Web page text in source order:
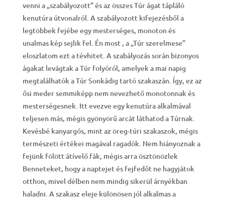
venni a „szabályozott” és az összes Túr ágat tápláló
kenutúra útvonalról. A szabályozott kifejezésből a
legtöbbek fejébe egy mesterséges, monoton és
unalmas kép sejlik fel. Én most , a „Túr szerelmese”
eloszlatom ezt a tévhitet. A szabályozás során bizonyos
ágakat levágtak a Túr folyóról, amelyek a mai napig
megtalálhatók a Túr Sonkádig tartó szakaszán. Így, ez az
ősi meder semmiképp nem nevezhető monotonnak és
mesterségesnek. Itt evezve egy kenutúra alkalmával
teljesen más, mégis gyönyörű arcát láthatod a Túrnak.
Kevésbé kanyargós, mint az öreg-túri szakaszok, mégis
természeti értékei magával ragadók. Nem hiányoznak a
fejünk fölött átívelő fák, mégis arra ösztönözlek
Benneteket, hogy a naptejet és fejfedőt ne hagyjátok
otthon, mivel délben nem mindig sikerül árnyékban
haladni. A szakasz eleje különösen jól alkalmas a